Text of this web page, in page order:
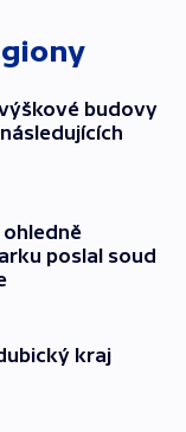
budovy
poslal soud
kraj